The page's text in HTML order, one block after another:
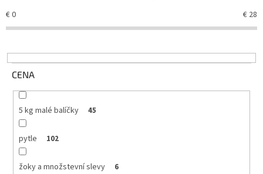
€0 € 28
CENA
5 kg malé balíčky 45
pytle 102
žoky a množstevní slevy 6